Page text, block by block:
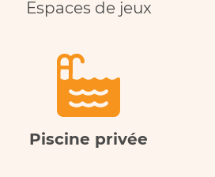
Espaces de jeux
Piscine privée